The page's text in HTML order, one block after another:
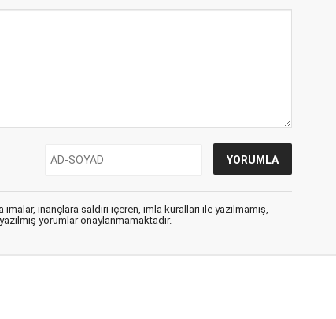
inançlara saldırı içeren, imla kuralları ile yazılmamış,
yorumlar onaylanmamaktadır.